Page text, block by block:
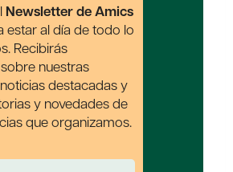
Newsletter de Amics
estar al día de todo lo
Recibirás
nuestras
destacadas y
y novedades de
que organizamos.